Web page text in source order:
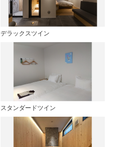
デラックスツイン
スタンダードツイン